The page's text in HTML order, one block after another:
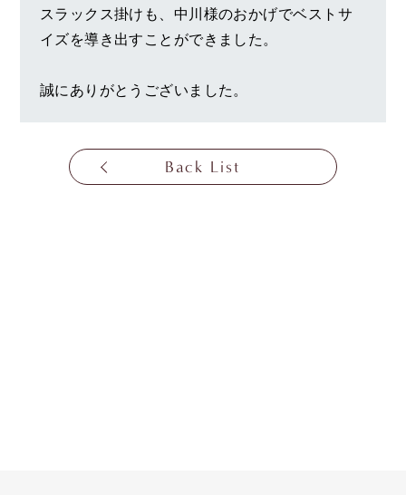
スラックス掛けも、中川様のおかげでベストサ
イズを導き出すことができました。
誠にありがとうございました。
Back List